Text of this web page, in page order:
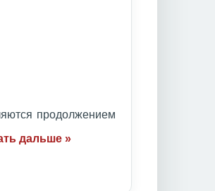
продолжением
дальше »